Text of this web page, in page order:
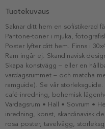
Tuotekuvaus
Saknar ditt hem en sofistikerad
Pantone-toner i mjuka,
Poster lyfter ditt hem. Finns i
Ram ingår ej. Skandinavisk
Skapa konstvägg – eller en
vardagsrummet – och matcha
ramguide). Se vår
café-inredning, bohemisk
Vardagsrum • Hall • Sovrum •
inredning, konst, skandinavisk
rosa poster, tavelvägg,